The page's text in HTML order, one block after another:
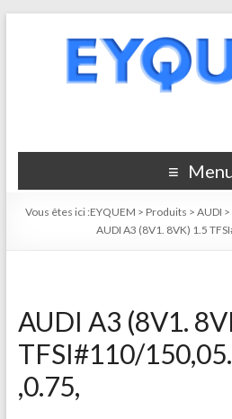
Vous êtes ici :EYQUEM > Produits >AUDI >
AUDI A3 (8V1. 8VK) 1.5
AUDI A3 (8V1.
TFSI#110/
,0.75,